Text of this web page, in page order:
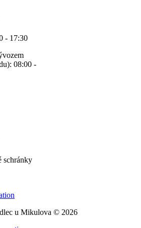
- 17:30
08:00 -
schránky
u Mikulova © 2026